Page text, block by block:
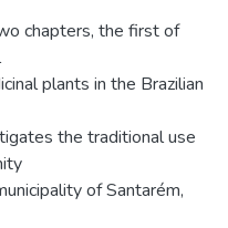
chapters, the first of
plants in the Brazilian
the traditional use
of Santarém,